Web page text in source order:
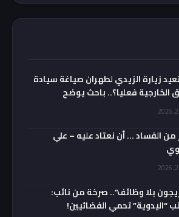
زيارة الزيدي لطهران صياغة سيادة
الخارجية فعليا؟.. باحث يوضح
من الفساد … أن نعتاد عليه – علي
بلا وظائف”.. صرخة من نائب:
“اليدوية” تحمي الفضائيين!